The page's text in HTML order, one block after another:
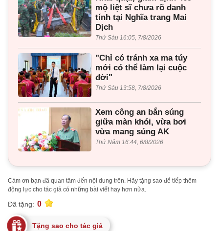
mộ liệt sĩ chưa rõ danh
tính tại Nghĩa trang Mai
Dịch
Thứ Sáu 16:05, 7/8/2026
"Chỉ có tránh xa ma túy
mới có thể làm lại cuộc
đời"
Thứ Sáu 13:58, 7/8/2026
Xem công an bắn súng
giữa màn khói, vừa bơi
vừa mang súng AK
Thứ Năm 16:44, 6/8/2026
Cảm ơn bạn đã quan tâm đến nội dung trên. Hãy tặng sao để tiếp thêm
động lực cho tác giả có những bài viết hay hơn nữa.
Đã tặng: 0
Tặng sao cho tác giả